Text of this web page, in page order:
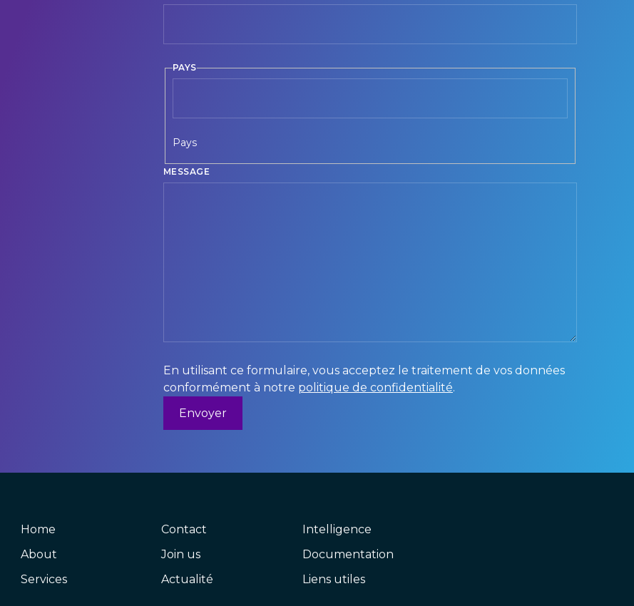
PAYS
Pays
MESSAGE
En utilisant ce formulaire, vous acceptez le traitement de vos données
conformément à notre politique de confidentialité.
Home
About
Services
Contact
Join us
Actualité
Intelligence
Documentation
Liens utiles